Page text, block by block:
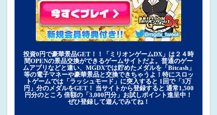
投資0円で豪華景品GET！！「ミリオンゲームDX」は２４時
間OPENの景品交換ができるゲームサイトだよ。普通のゲー
ムアプリなどと違い、MGDXでは貯めたメダルを「Bitcash」
等の電子マネーや豪華景品と交換できちゃうよ！特にスロッ
トゲームでは「ラッシュモード」に突入すると 1回で「3万
円」分のメダルをGET！ 当サイトから登録すると 通常1,500
円分のところ 倍額の「3,000円分」お試しポイント進呈中！
ぜひ登録して遊んでみてね！